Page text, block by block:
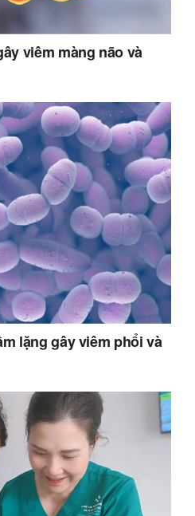
viêm màng não và
lặng gây viêm phổi và